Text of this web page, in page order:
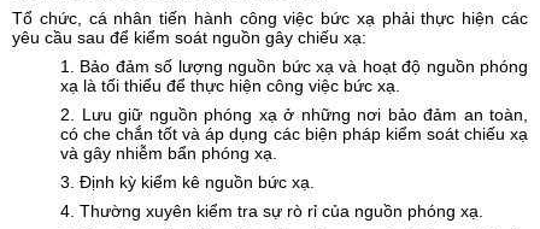
Tổ chức, cá nhân tiến hành công việc bức xạ phải thực hiện các
yêu cầu sau để kiểm soát nguồn gây chiếu xạ:
1. Bảo đảm số lượng nguồn bức xạ và hoạt độ nguồn phóng
xạ là tối thiểu để thực hiện công việc bức xạ.
2. Lưu giữ nguồn phóng xạ ở những nơi bảo đảm an toàn,
có che chắn tốt và áp dụng các biện pháp kiểm soát chiếu xạ
và gây nhiễm bẩn phóng xạ.
3. Định kỳ kiểm kê nguồn bức xạ.
4. Thường xuyên kiểm tra sự rò rỉ của nguồn phóng xạ.